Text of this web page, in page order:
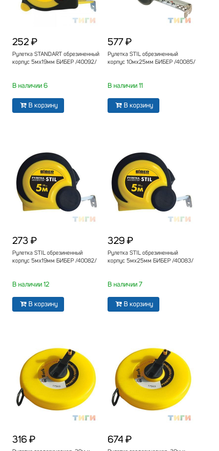
252 ₽
Рулетка STANDART обрезиненный
корпус 5мх19мм БИБЕР /40092/
В наличии 6
В корзину
577 ₽
Рулетка STIL обрезиненный
корпус 10мх25мм БИБЕР /40085/
В наличии 11
В корзину
273 ₽
Рулетка STIL обрезиненный
корпус 5мх19мм БИБЕР /40082/
В наличии 12
В корзину
329 ₽
Рулетка STIL обрезиненный
корпус 5мх25мм БИБЕР /40083/
В наличии 7
В корзину
316 ₽ 674 ₽